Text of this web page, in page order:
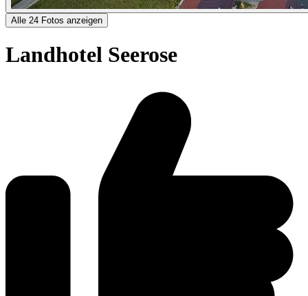
Alle 24 Fotos anzeigen
Landhotel Seerose